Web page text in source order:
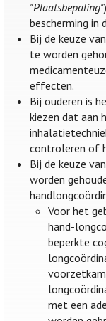
"Plaatsbepaling"
bescherming in
Bij de keuze
te worden
effecten.
Bij ouderen is
kiezen dat aan
controleren of
Bij de keuze
worden
Voor het
hand-
beperkte
met een